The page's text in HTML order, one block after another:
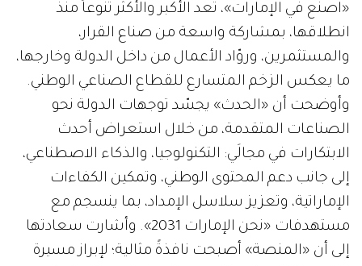
«اصنع في الإمارات»، تُعد الأكبر والأكثر تنوعاً منذ
انطلاقها، بمشاركة واسعة من صناع القرار،
والمستثمرين، وروّاد الأعمال من داخل الدولة وخارجها،
ما يعكس الزخم المتسارع للقطاع الصناعي الوطني.
وأوضحت أن «الحدث» يجسّد توجهات الدولة نحو
الصناعات المتقدمة، من خلال استعراض أحدث
الابتكارات في مجالَي: التكنولوجيا، والذكاء الاصطناعي،
إلى جانب دعم المحتوى الوطني، وتمكين الكفاءات
الإماراتية، وتعزيز سلاسل الإمداد، بما ينسجم مع
مستهدفات «نحن الإمارات 2031». وأشارت سعادتها
إلى أن «المنصة» أصبحت نافذةً مثالية؛ لإبراز مسيرة